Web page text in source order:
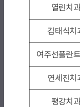
열린치
김태식치
여주선플란
연세진치
평강치